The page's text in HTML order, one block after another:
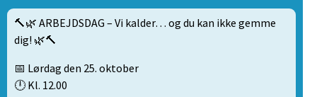
🔨🌿 ARBEJDSDAG – Vi kalder… og du kan ikke gemme
dig! 🌿🔨
📅 Lørdag den 25. oktober
🕛 Kl. 12.00